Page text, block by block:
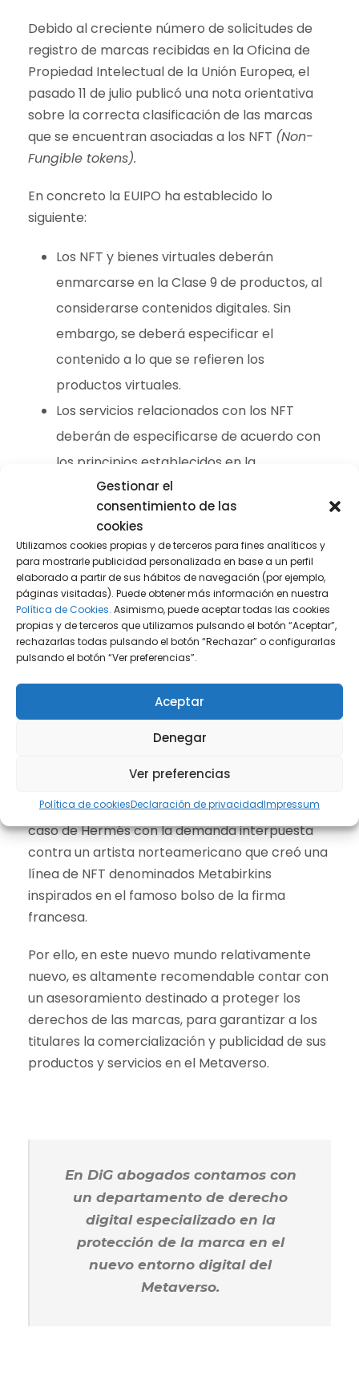
Gestionar el
consentimiento de las
cookies
Utilizamos cookies propias y de terceros para fines analíticos y
para mostrarle publicidad personalizada en base a un perfil
elaborado a partir de sus hábitos de navegación (por ejemplo,
páginas visitadas). Puede obtener más información en nuestra
Política de Cookies. Asimismo, puede aceptar todas las cookies
propias y de terceros que utilizamos pulsando el botón “Aceptar”,
rechazarlas todas pulsando el botón “Rechazar” o configurarlas
pulsando el botón “Ver preferencias”.
Aceptar
Denegar
Ver preferencias
Política de cookiesDeclaración de privacidadImpressum
Debido al creciente número de solicitudes de
registro de marcas recibidas en la Oficina de
Propiedad Intelectual de la Unión Europea, el
pasado 11 de julio publicó una nota orientativa
sobre la correcta clasificación de las marcas
que se encuentran asociadas a los NFT (Non-
Fungible tokens).
En concreto la EUIPO ha establecido lo
siguiente:
Los NFT y bienes virtuales deberán
enmarcarse en la Clase 9 de productos, al
considerarse contenidos digitales. Sin
embargo, se deberá especificar el
contenido a lo que se refieren los
productos virtuales.
Los servicios relacionados con los NFT
deberán de especificarse de acuerdo con
los principios establecidos en la
clasificación de servicios.
Además, anuncia la incorporación en la Clase 9
de la12ª edición de la Clasificación de Niza
el término archivos digitales descargables
autentificados por NFT.
Desafíos
Este nuevo entorno que ofrece grandes
oportunidades para las empresas también
plantea grandes desafíos frente a la
protección de las marcas en el uso no
autorizado por terceros. Muestra de ellos es el
caso de Hermés con la demanda interpuesta
contra un artista norteamericano que creó una
línea de NFT denominados Metabirkins
inspirados en el famoso bolso de la firma
francesa.
Por ello, en este nuevo mundo relativamente
nuevo, es altamente recomendable contar con
un asesoramiento destinado a proteger los
derechos de las marcas, para garantizar a los
titulares la comercialización y publicidad de sus
productos y servicios en el Metaverso.
En DiG abogados contamos con
un departamento de derecho
digital especializado en la
protección de la marca en el
nuevo entorno digital del
Metaverso.